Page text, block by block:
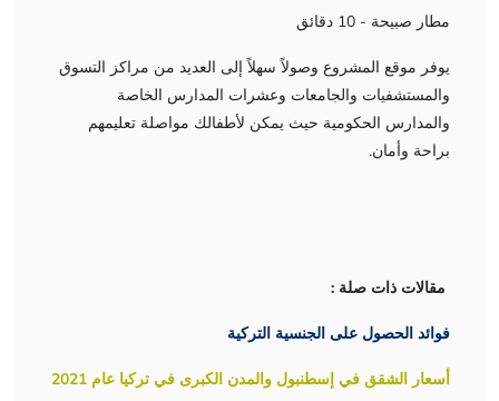
مطار صبيحة - 10 دقائق
يوفر موقع المشروع وصولاً سهلاً إلى العديد من مراكز التسوق
والمستشفيات والجامعات وعشرات المدارس الخاصة
والمدارس الحكومية حيث يمكن لأطفالك مواصلة تعليمهم
براحة وأمان.
مقالات ذات صلة :
فوائد الحصول على الجنسية التركية
أسعار الشقق في إسطنبول والمدن الكبرى في تركيا عام 2021